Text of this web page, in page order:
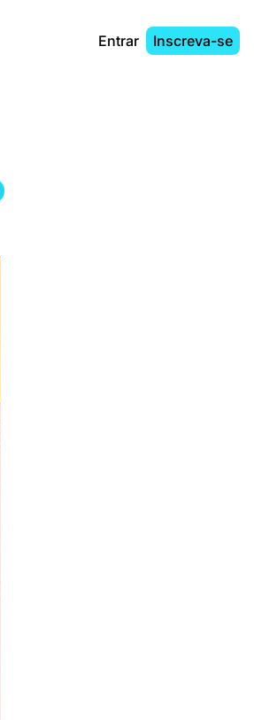
Entrar Inscreva-se